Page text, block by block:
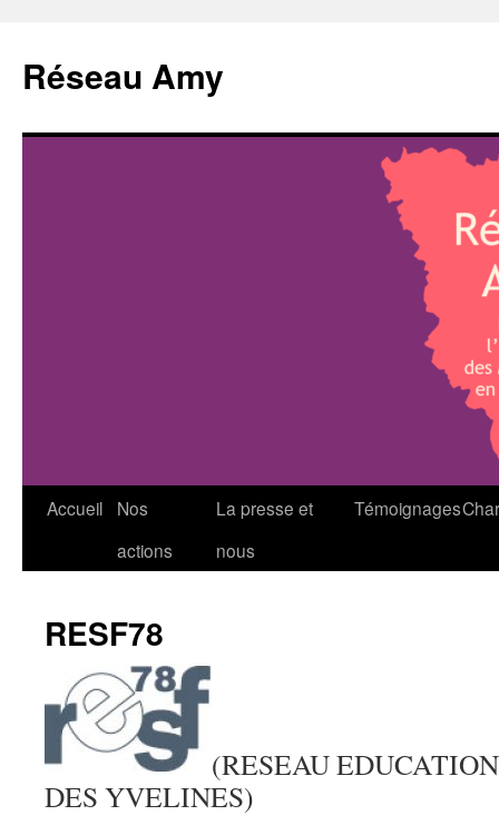
contenu
Réseau Amy
Accueil
Nos
actions
La presse et
nous
Témoignages
RESF78
(RESEAU
DES YVELINES)